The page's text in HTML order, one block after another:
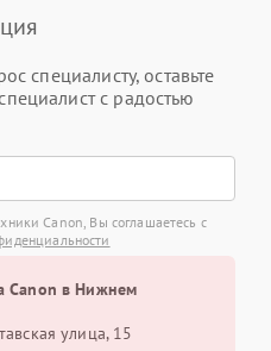
специалисту, оставьте
с радостью
Canon, Вы соглашаетесь с
Canon в Нижнем
улица, 15